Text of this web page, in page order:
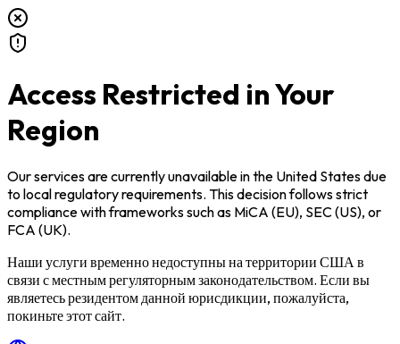
Access Restricted in Your
Region
Our services are currently unavailable inthe United Statesdue
to local regulatory requirements. This decision follows strict
compliance with frameworks such as MiCA (EU), SEC (US), or
FCA (UK).
Наши услуги временно недоступны на территории США в
связи с местным регуляторным законодательством. Если вы
являетесь резидентом данной юрисдикции, пожалуйста,
покиньте этот сайт.